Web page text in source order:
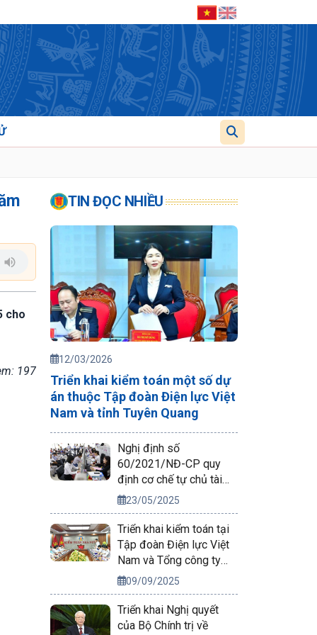
cho
197
TIN ĐỌC NHIỀU
12/03/2026
Triển khai kiểm toán một số dự
án thuộc Tập đoàn Điện lực Việt
Nam và tỉnh Tuyên Quang
Nghị định số
60/2021/NĐ-CP quy
định cơ chế tự chủ tài
chính của đơn vị sự
nghiệp công lập
23/05/2025
Triển khai kiểm toán tại
Tập đoàn Điện lực Việt
Nam và Tổng công ty
Phát điện 2
09/09/2025
Triển khai Nghị quyết
của Bộ Chính trị về